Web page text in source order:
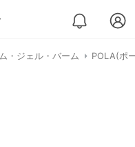
・ジェル・バーム POLA(ポ